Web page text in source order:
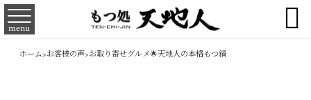
menu 
ホーム>お客様の声>お取り寄せグルメ🌟天地人の本格もつ鍋